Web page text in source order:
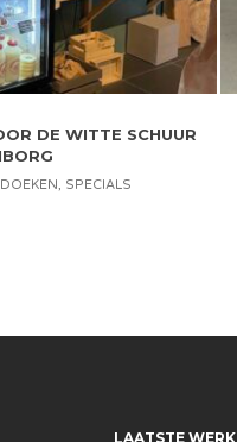
DE WITTE SCHUUR
, SPECIALS
LAATSTE WERK